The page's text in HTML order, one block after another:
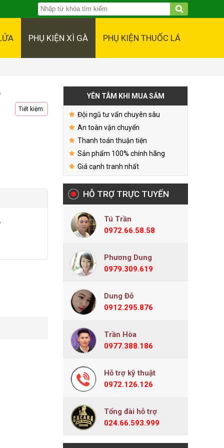
PHỤ KIỆN THUỐC LÁ
PHỤ KIỆN XÌ GÀ
Tiết kiệm:
YÊN TÂM KHI MUA SẮM
Đội ngũ tư vấn chuyên sâu
An toàn vận chuyển
Thanh toán thuận tiện
Sản phẩm 100% chính hãng
Giá cạnh tranh nhất
HỖ TRỢ TRỰC TUYẾN
Tú Trần
0972.66.58.58
Phương Dung
0979.309.619
Dung Đỗ
0912.295.876
Trần Hòa
0977.388.186
Hỗ trợ kỹ thuật
0972.126.126
Tổng đài hỗ trợ
024.66.593.999